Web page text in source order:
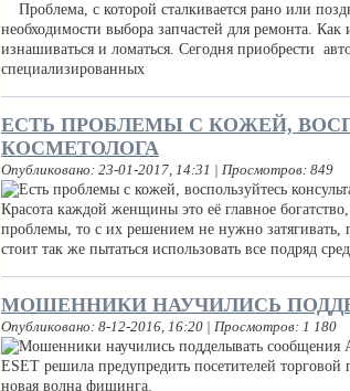
Проблема, с которой сталкивается рано или
необходимости выбора запчастей для ремонта.
изнашиваться и ломаться. Сегодня приобрести
специализированных
ЕСТЬ ПРОБЛЕМЫ С КОЖЕЙ,
КОСМЕТОЛОГА
Опубликовано: 23-01-2017, 14:31 | Просмотров: 849
Красота каждой женщины это её главное
проблемы, то с их решением не нужно
стоит так же пытаться использовать все подряд
МОШЕННИКИ НАУЧИЛИСЬ
Опубликовано: 8-12-2016, 16:20 | Просмотров: 1 180
ESET решила предупредить посетителей
новая волна фишинга.